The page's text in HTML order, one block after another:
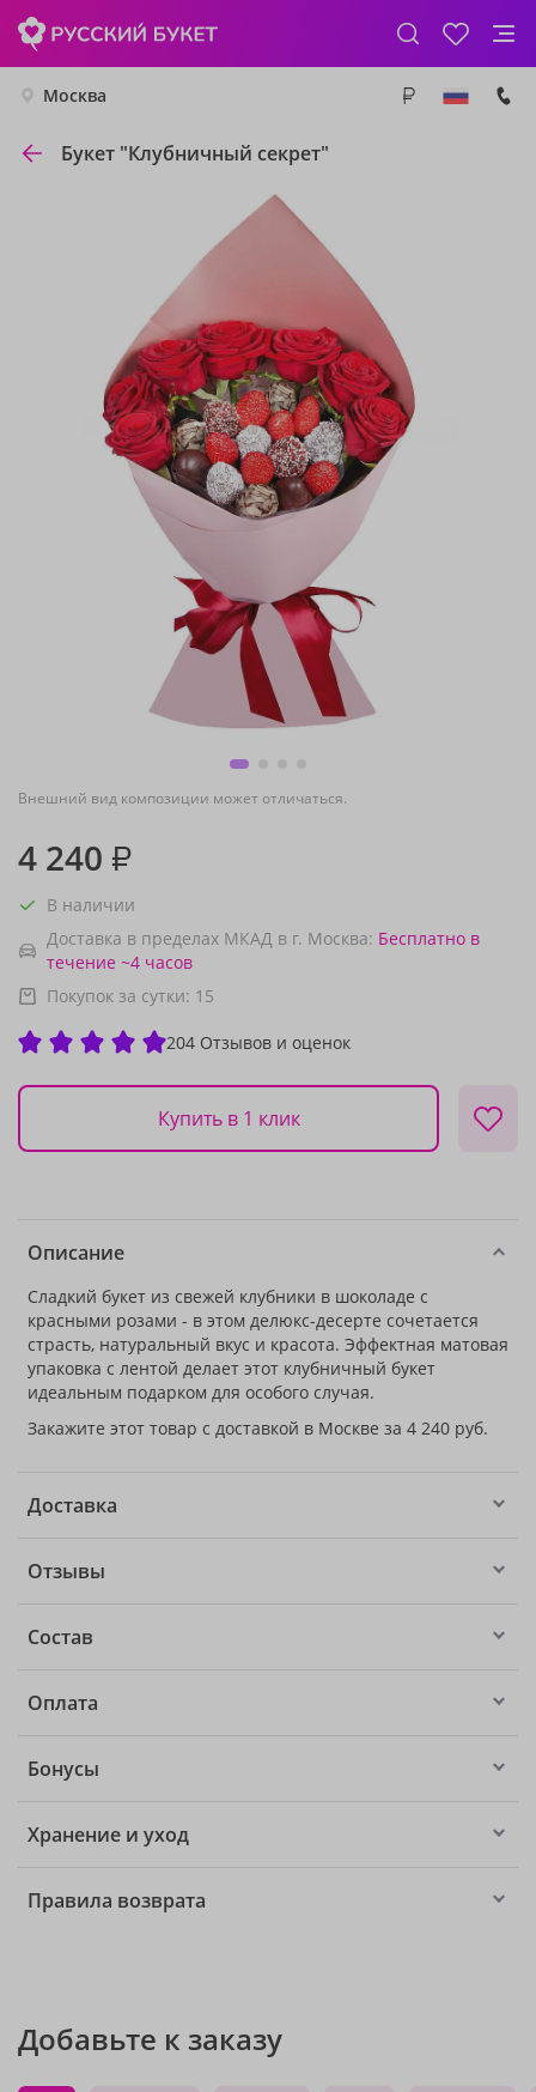
Москва
Букет "Клубничный секрет"
Внешний вид композиции может отличаться.
4 240 ₽
В наличии
Доставка в пределах МКАД в г. Москва: Бесплатно в
течение ~4 часов
Покупок за сутки: 15
204 Отзывов и оценок
Купить в 1 клик
Описание
Сладкий букет из свежей клубники в шоколаде с
красными розами - в этом делюкс-десерте сочетается
страсть, натуральный вкус и красота. Эффектная матовая
упаковка с лентой делает этот клубничный букет
идеальным подарком для особого случая.
Закажите этот товар с доставкой в Москве за 4 240 руб.
Доставка
Отзывы
Состав
Оплата
Бонусы
Хранение и уход
Правила возврата
Добавьте к заказу